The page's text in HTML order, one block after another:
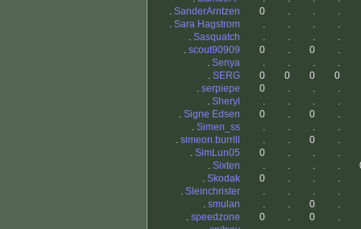
. SanderArntzen 0 . .
.
. Sara Hagstrom . . .
.
. Sasquatch . . .
.
. scout90909 0 . 0
.
. Senya . . .
.
. SERG 0 0 0
0
. serpiepe 0 . .
.
. Sheryl . . .
.
. Signe Edsen 0 . 0
.
. Simen_ss . . .
.
. simeon.burrill . . 0
.
. SimLun05 0 . .
.
. Sixten . . . .
. Skodak 0 . .
.
. Sleinchrister . . .
.
. smulan . . 0
.
. speedzone 0 . 0
.